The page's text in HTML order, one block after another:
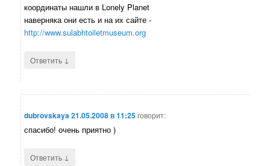
координаты нашли в Lonely Planet
наверняка они есть и на их сайте -
http://www.sulabhtoiletmuseum.org
Ответить ↓
dubrovskaya21.05.2008 в 11:25говорит:
спасибо! очень приятно )
Ответить ↓